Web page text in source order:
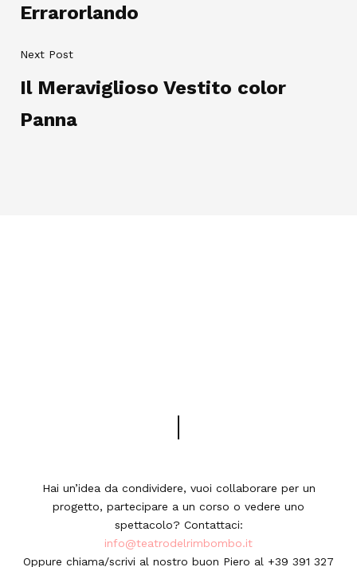
Errarorlando
Next Post
Il Meraviglioso Vestito color
Panna
Hai un’idea da condividere, vuoi collaborare per un
progetto, partecipare a un corso o vedere uno
spettacolo? Contattaci:
info@teatrodelrimbombo.it
Oppure chiama/scrivi al nostro buon Piero al +39 391 327